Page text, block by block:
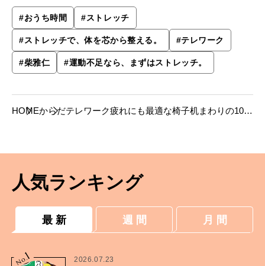
#おうち時間 #ストレッチ
#ストレッチで、体を芯から整える。 #テレワーク
#柴雅仁 #運動不足なら、まずはストレッチ。
HOMEからだテレワーク疲れにも最適な椅子机まわりの10秒
人気ランキング
最 新 週 間 月 間
No.
1 2026.07.23